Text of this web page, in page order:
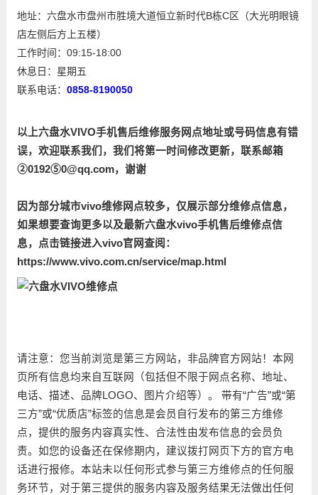
地址：六盘水市盘州市胜境大道恒立新时代B栋C区（大光明眼镜
店左侧后方上五楼）
工作时间：09:15-18:00
休息日：星期五
联系电话： 0858-8190050
以上六盘水VIVO手机售后维修服务网点地址或号码信息有错
误，欢迎联系我们，我们将第一时间修改更新，联系邮箱
②0192⑤0@qq.com，谢谢
因为部分城市vivo维修网点较多，仅展示部分维修点信息，
如果想要查询更多以及最新六盘水vivo手机售后维修点信
息，点击链接进入vivo官网查阅：
https://www.vivo.com.cn/service/map.html
请注意：您当前浏览是第三方网站，非品牌官方网站！本网
页所有信息均来自互联网（包括但不限于网点名称、地址、
电话、描述、品牌LOGO、图片介绍等）。 带有“广告”或“第
三方”或“优质店”标签的信息是会员自行发布的第三方维修
点，提供的服务内容真实性、合法性由发布信息的会员负
责。如您的设备还在保修期内，建议拨打网页下方的官方电
话进行报修。本站未以任何形式参与第三方维修点的任何服
务环节，对于第三提供的服务内容及服务结果无法做出任何